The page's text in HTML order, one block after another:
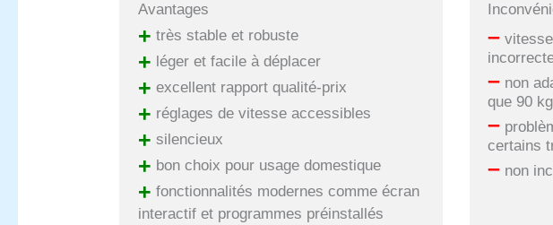
Avantages
+ très stable et robuste
+ léger et facile à déplacer
+ excellent rapport qualité-prix
+ réglages de vitesse accessibles
+ silencieux
+ bon choix pour usage domestique
+ fonctionnalités modernes comme écran
interactif et programmes préinstallés
–
– non
que 90 kg
–
certains
– non